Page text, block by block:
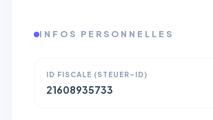
INFOS PERSONNELLES
ID FISCALE (STEUER-ID)
21608935733